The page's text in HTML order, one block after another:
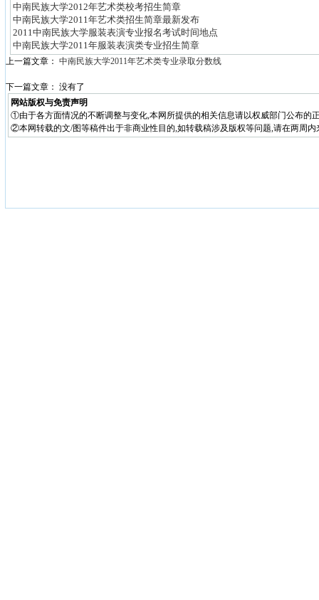
中南民族大学2012年艺术类校考招生简章
中南民族大学2011年艺术类招生简章最新发布
2011中南民族大学服装表演专业报名考试时间地点
中南民族大学2011年服装表演类专业招生简章
上一篇文章： 中南民族大学2011年艺术类专业录取分数线
下一篇文章： 没有了
网站版权与免责声明
①由于各方面情况的不断调整与变化,本网所提供的相关信息请以权威部门公布的
②本网转载的文/图等稿件出于非商业性目的,如转载稿涉及版权等问题,请在两周内